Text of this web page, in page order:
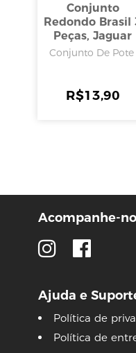
Conjunto
Redondo Brasil
Peças, Jaguar
Conjunto De Pote
R$13,90
Acompanhe-
Ajuda e
Política de
Política de